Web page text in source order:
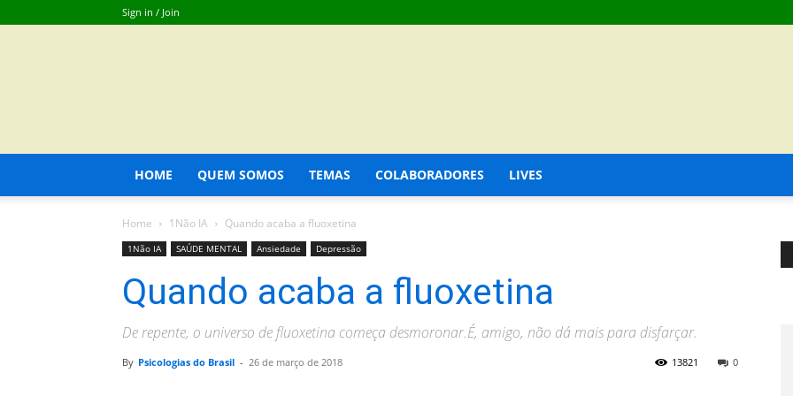
Sign in / Join
HOME QUEM SOMOS TEMAS COLABORADORES LIVES
Home 1Não IA Quando acaba a fluoxetina
1Não IA SAÚDE MENTAL Ansiedade Depressão
Quando acaba a fluoxetina
De repente, o universo de fluoxetina começa desmoronar.É, amigo, não dá mais para disfarçar.
By Psicologias do Brasil - 26 de março de 2018 0
13821